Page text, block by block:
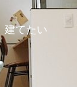
建てたい
土地から建てる
建築事例